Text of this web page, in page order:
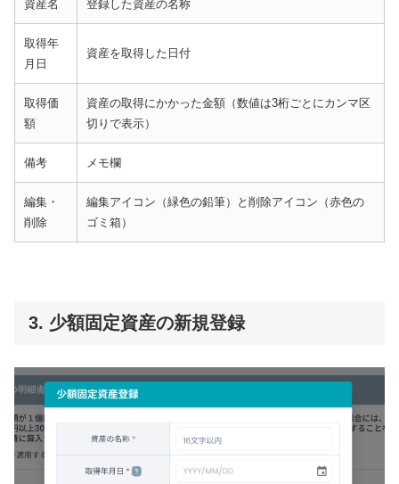
資産名 登録した資産の名称
取得年
月日
資産を取得した日付
取得価
額
資産の取得にかかった金額（数値は3桁ごとにカンマ区
切りで表示）
備考 メモ欄
編集・
削除
編集アイコン（緑色の鉛筆）と削除アイコン（赤色の
ゴミ箱）
3. 少額固定資産の新規登録